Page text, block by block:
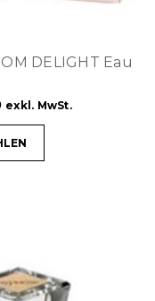
DELIGHT Eau
exkl. MwSt.